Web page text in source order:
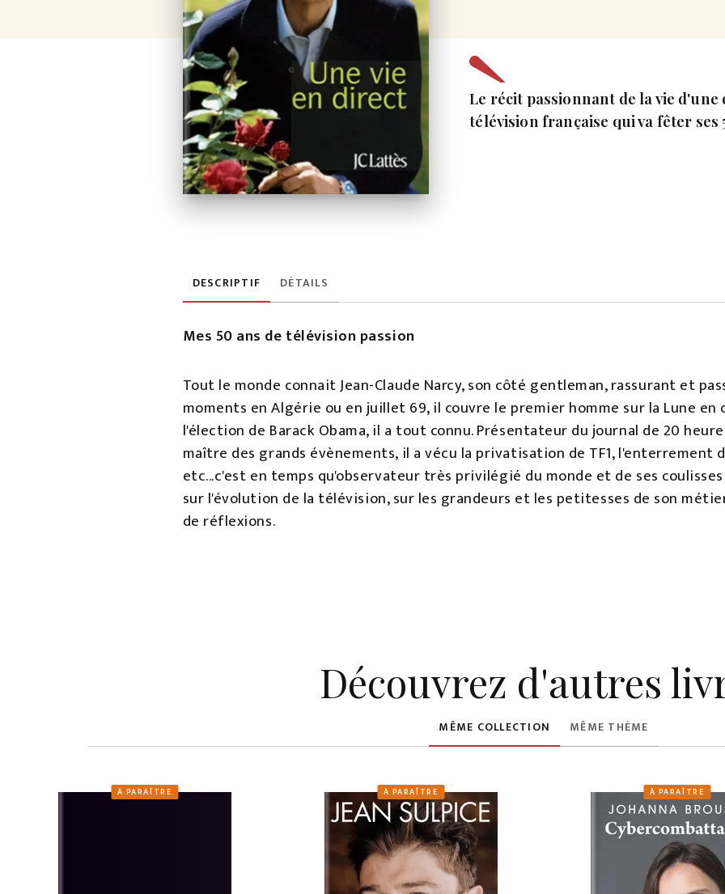
Le récit passionnant de la vie
télévision française qui va fêter ses
DESCRIPTIF DÉTAILS
Mes 50 ans de télévision passion
Tout le monde connait Jean-Claude Narcy, son côté gentleman, rassurant et
moments en Algérie ou en juillet 69, il couvre le premier homme sur la Lune en
l'élection de Barack Obama, il a tout connu. Présentateur du journal de 20
maître des grands évènements, il a vécu la privatisation de TF1, l'enterrement
etc...c'est en temps qu'observateur très privilégié du monde et de ses
sur l'évolution de la télévision, sur les grandeurs et les petitesses de son
de réflexions.
Découvrez d'autres
MÊME COLLECTION MÊME THÈME
À PARAÎTRE À PARAÎTRE À PARAÎTRE